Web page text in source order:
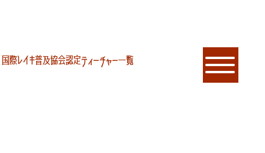
国際レイキ普及協会認定ティーチャー一覧